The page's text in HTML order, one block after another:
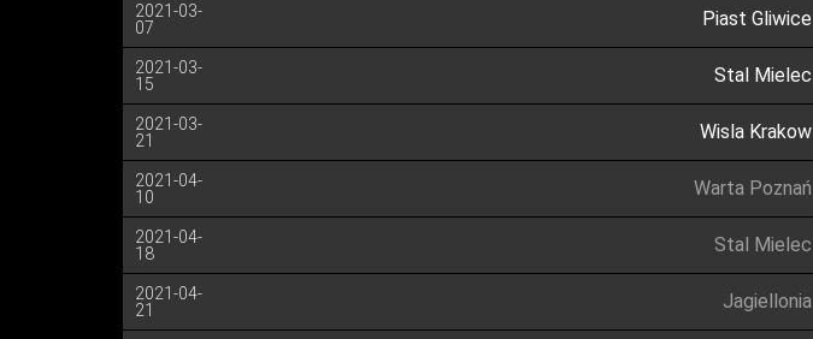
2021-03-
07
Piast Gliwice
2021-03-
15
Stal Mielec
2021-03-
21
Wisla Krakow
2021-04-
10
Warta Poznań
2021-04-
18
Stal Mielec
2021-04-
21
Jagiellonia